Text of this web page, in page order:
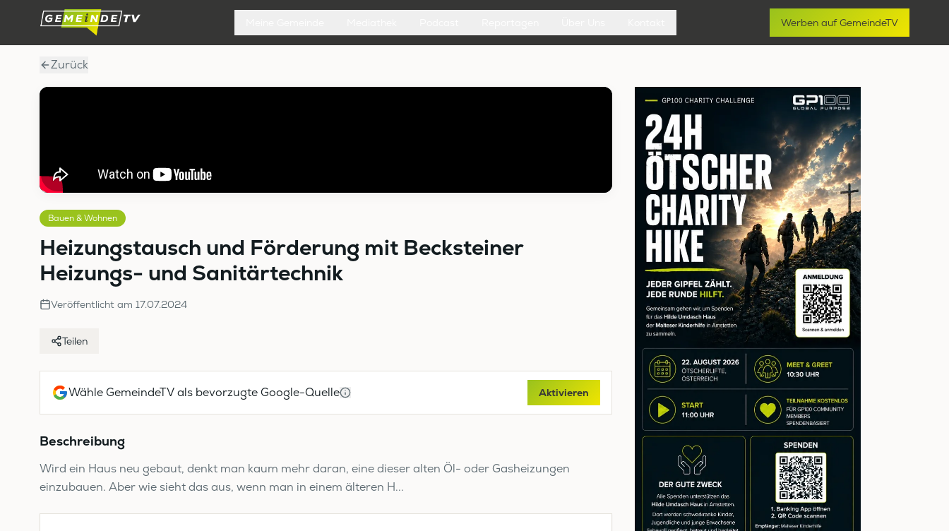
Werben auf GemeindeTV
Zurück
Bauen & Wohnen
Heizungstausch und Förderung mit Becksteiner
Heizungs- und Sanitärtechnik
Veröffentlicht am 17.07.2024
Teilen
Wähle GemeindeTV als bevorzugte Google-Quelle Aktivieren
Beschreibung
Wird ein Haus neu gebaut, denkt man kaum mehr daran, eine dieser alten Öl- oder Gasheizungen
einzubauen. Aber wie sieht das aus, wenn man in einem älteren H...